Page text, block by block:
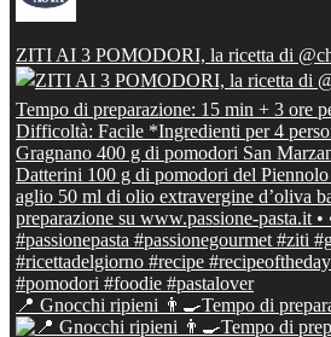
ZITI AI 3 POMODORI, la ricetta di
📍 Gnocchi ripieni 👨‍🍳Tempo di